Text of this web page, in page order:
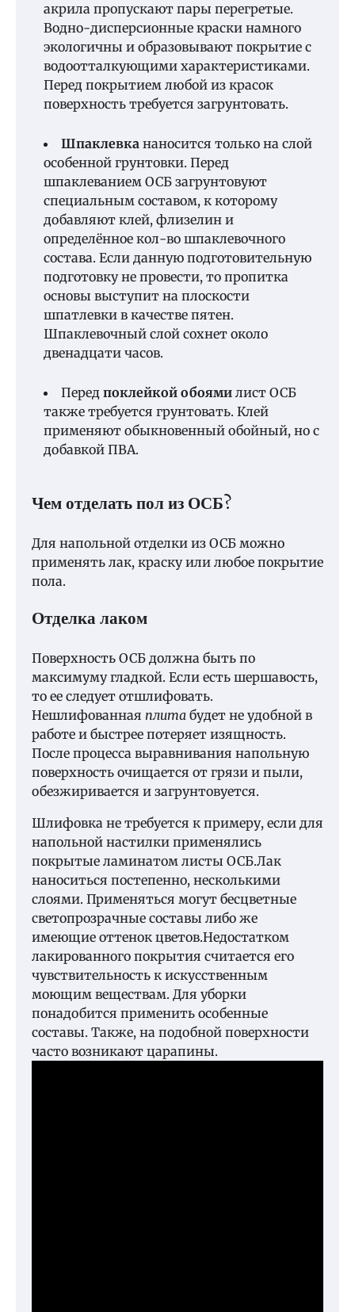
акрила пропускают пары перегретые.
Водно-дисперсионные краски намного
экологичны и образовывают покрытие с
водоотталкующими характеристиками.
Перед покрытием любой из красок
поверхность требуется загрунтовать.
Шпаклевка наносится только на слой
особенной грунтовки. Перед
шпаклеванием ОСБ загрунтовуют
специальным составом, к которому
добавляют клей, флизелин и
определённое кол-во шпаклевочного
состава. Если данную подготовительную
подготовку не провести, то пропитка
основы выступит на плоскости
шпатлевки в качестве пятен.
Шпаклевочный слой сохнет около
двенадцати часов.
Перед поклейкой обоями лист ОСБ
также требуется грунтовать. Клей
применяют обыкновенный обойный, но с
добавкой ПВА.
Чем отделать пол из ОСБ?
Для напольной отделки из ОСБ можно
применять лак, краску или любое покрытие
пола.
Отделка лаком
Поверхность ОСБ должна быть по
максимуму гладкой. Если есть шершавость,
то ее следует отшлифовать.
Нешлифованная плита будет не удобной в
работе и быстрее потеряет изящность.
После процесса выравнивания напольную
поверхность очищается от грязи и пыли,
обезжиривается и загрунтовуется.
Шлифовка не требуется к примеру, если для
напольной настилки применялись
покрытые ламинатом листы ОСБ.Лак
наноситься постепенно, несколькими
слоями. Применяться могут бесцветные
светопрозрачные составы либо же
имеющие оттенок цветов.Недостатком
лакированного покрытия считается его
чувствительность к искусственным
моющим веществам. Для уборки
понадобится применить особенные
составы. Также, на подобной поверхности
часто возникают царапины.